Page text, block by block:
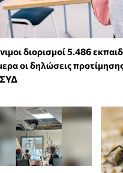
διορισμοί 5.486
οι δηλώσεις